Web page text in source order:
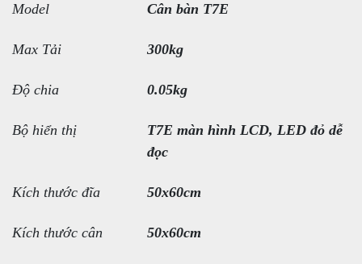
Model Cân bàn T7E
Max Tải 300kg
Độ chia 0.05kg
Bộ hiển thị
T7E màn hình LCD, LED đỏ dễ
đọc
Kích thước đĩa 50x60cm
Kích thước cân 50x60cm